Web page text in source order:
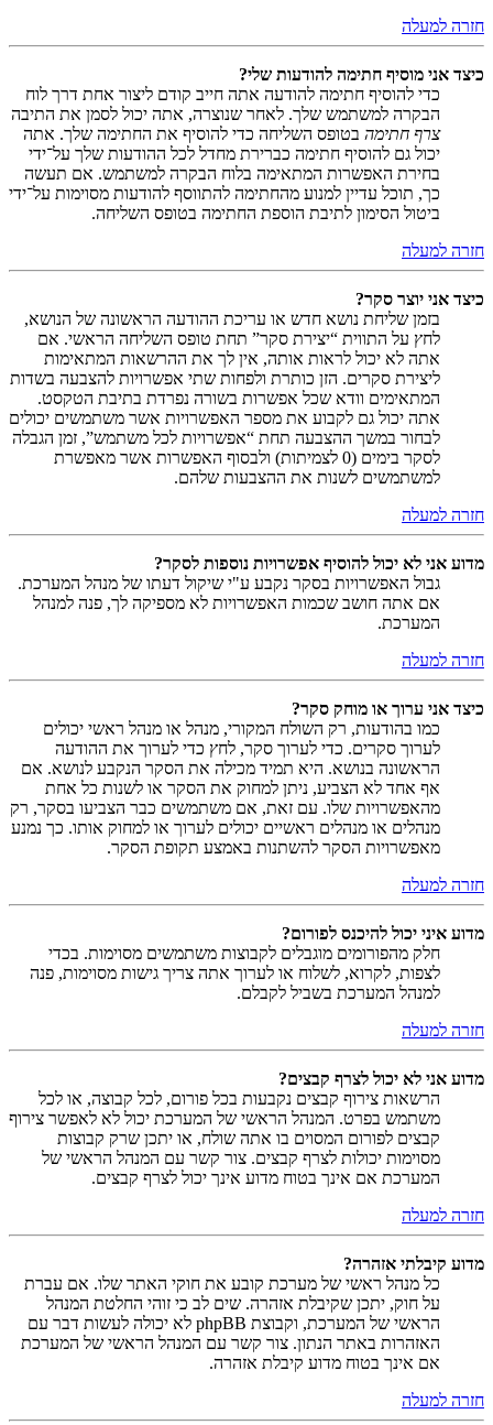
חזרה למעלה
כיצד אני מוסיף חתימה להודעות שלי?
כדי להוסיף חתימה להודעה אתה חייב קודם ליצור אחת דרך לוח
הבקרה למשתמש שלך. לאחר שנוצרה, אתה יכול לסמן את התיבה
צרף חתימה בטופס השליחה כדי להוסיף את החתימה שלך. אתה
יכול גם להוסיף חתימה כברירת מחדל לכל ההודעות שלך על־ידי
בחירת האפשרות המתאימה בלוח הבקרה למשתמש. אם תעשה
כך, תוכל עדיין למנוע מהחתימה להתווסף להודעות מסוימות על־ידי
ביטול הסימון לתיבת הוספת החתימה בטופס השליחה.
חזרה למעלה
כיצד אני יוצר סקר?
בזמן שליחת נושא חדש או עריכת ההודעה הראשונה של הנושא,
לחץ על התווית “יצירת סקר” תחת טופס השליחה הראשי. אם
אתה לא יכול לראות אותה, אין לך את ההרשאות המתאימות
ליצירת סקרים. הזן כותרת ולפחות שתי אפשרויות להצבעה בשדות
המתאימים וודא שכל אפשרות בשורה נפרדת בתיבת הטקסט.
אתה יכול גם לקבוע את מספר האפשרויות אשר משתמשים יכולים
לבחור במשך ההצבעה תחת “אפשרויות לכל משתמש”, זמן הגבלה
לסקר בימים (0 לצמיתות) ולבסוף האפשרות אשר מאפשרת
למשתמשים לשנות את ההצבעות שלהם.
חזרה למעלה
מדוע אני לא יכול להוסיף אפשרויות נוספות לסקר?
גבול האפשרויות בסקר נקבע ע"י שיקול דעתו של מנהל המערכת.
אם אתה חושב שכמות האפשרויות לא מספיקה לך, פנה למנהל
המערכת.
חזרה למעלה
כיצד אני ערוך או מוחק סקר?
כמו בהודעות, רק השולח המקורי, מנהל או מנהל ראשי יכולים
לערוך סקרים. כדי לערוך סקר, לחץ כדי לערוך את ההודעה
הראשונה בנושא. היא תמיד מכילה את הסקר הנקבע לנושא. אם
אף אחד לא הצביע, ניתן למחוק את הסקר או לשנות כל אחת
מהאפשרויות שלו. עם זאת, אם משתמשים כבר הצביעו בסקר, רק
מנהלים או מנהלים ראשיים יכולים לערוך או למחוק אותו. כך נמנע
מאפשרויות הסקר להשתנות באמצע תקופת הסקר.
חזרה למעלה
מדוע איני יכול להיכנס לפורום?
חלק מהפורומים מוגבלים לקבוצות משתמשים מסוימות. בכדי
לצפות, לקרוא, לשלוח או לערוך אתה צריך גישות מסוימות, פנה
למנהל המערכת בשביל לקבלם.
חזרה למעלה
מדוע אני לא יכול לצרף קבצים?
הרשאות צירוף קבצים נקבעות בכל פורום, לכל קבוצה, או לכל
משתמש בפרט. המנהל הראשי של המערכת יכול לא לאפשר צירוף
קבצים לפורום המסוים בו אתה שולח, או יתכן שרק קבוצות
מסוימות יכולות לצרף קבצים. צור קשר עם המנהל הראשי של
המערכת אם אינך בטוח מדוע אינך יכול לצרף קבצים.
חזרה למעלה
מדוע קיבלתי אזהרה?
כל מנהל ראשי של מערכת קובע את חוקי האתר שלו. אם עברת
על חוק, יתכן שקיבלת אזהרה. שים לב כי זוהי החלטת המנהל
הראשי של המערכת, וקבוצת phpBB לא יכולה לעשות דבר עם
האזהרות באתר הנתון. צור קשר עם המנהל הראשי של המערכת
אם אינך בטוח מדוע קיבלת אזהרה.
חזרה למעלה